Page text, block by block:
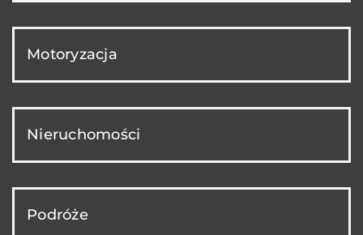
Motoryzacja
Nieruchomości
Podróże